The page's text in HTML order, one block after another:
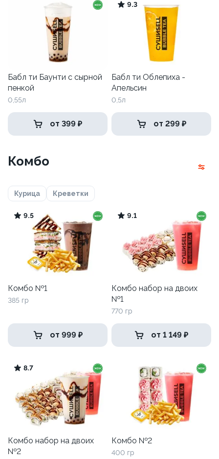
Бабл ти Баунти с сырной
пенкой
0,55л
от 399 ₽
9.3
Бабл ти Облепиха -
Апельсин
0,5л
от 299 ₽
Комбо
Курица Креветки
9.5
Комбо №1
385 гр
от 999 ₽
9.1
Комбо набор на двоих
№1
770 гр
от 1 149 ₽
8.7
Комбо набор на двоих
№2
Комбо №2
400 гр